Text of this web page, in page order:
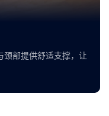
颈部提供舒适支撑，让